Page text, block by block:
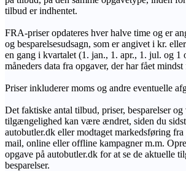
tilbud er indhentet.
FRA-priser opdateres hver halve time og er
og besparelsesudsagn, som er angivet i kr.
en gang i kvartalet (1. jan., 1. apr., 1. jul. og 1
måneders data fra opgaver, der har fået
Priser inkluderer moms og andre eventuelle
Det faktiske antal tilbud, priser, besparelser
tilgængelighed kan være ændret, siden du
autobutler.dk eller modtaget markedsføring
mail, online eller offline kampagner m.m.
opgave på autobutler.dk for at se de aktuelle
besparelser.